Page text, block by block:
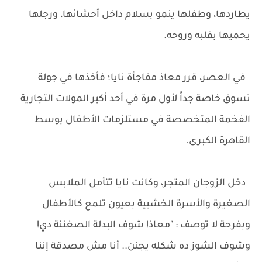
يطاردها، وطفلها ينمو بسلام داخل أحشائها، ورجلها
يحميها بقلبه وروحه.
في العصر، قرر معاذ مفاجأة نايا؛ فأخذها في جولة
تسوق خاصة جداً لأول مرة في أحد أكبر المولات التجارية
الفخمة المتخصصة في مستلزمات الأطفال بوسط
القاهرة الكبرى.
دخل الزوجان المتجر، وكانت نايا تتأمل الملابس
الصغيرة والأسرة الخشبية بعيون تلمع كالأطفال
وبفرحة لا توصف : "معاذ! شوف البدلة الصغننة دي!
وشوف الشوز ده شكله يجنن.. أنا مش مصدقة إننا